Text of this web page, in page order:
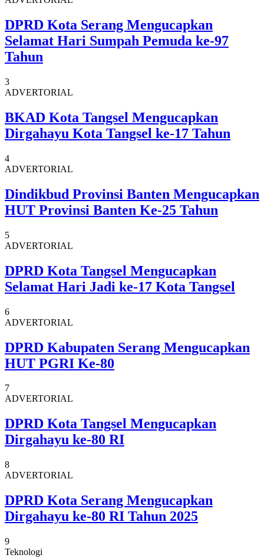
DPRD Kota Serang Mengucapkan
Selamat Hari Sumpah Pemuda ke-97
Tahun
3
ADVERTORIAL
BKAD Kota Tangsel Mengucapkan
Dirgahayu Kota Tangsel ke-17 Tahun
4
ADVERTORIAL
Dindikbud Provinsi Banten Mengucapkan
HUT Provinsi Banten Ke-25 Tahun
5
ADVERTORIAL
DPRD Kota Tangsel Mengucapkan
Selamat Hari Jadi ke-17 Kota Tangsel
6
ADVERTORIAL
DPRD Kabupaten Serang Mengucapkan
HUT PGRI Ke-80
7
ADVERTORIAL
DPRD Kota Tangsel Mengucapkan
Dirgahayu ke-80 RI
8
ADVERTORIAL
DPRD Kota Serang Mengucapkan
Dirgahayu ke-80 RI Tahun 2025
9
Teknologi